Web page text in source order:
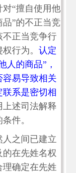
“擅自使用他
”的不正当竞
不正当竞争行
行为。 认定
人的商品”，
易导致相关
系是密切相
上述司法解释
件。
之间已建立
在先姓名权
确定在先姓